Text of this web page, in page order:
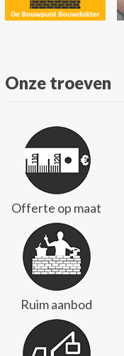
Onze troeven
Offerte op maat
Ruim aanbod